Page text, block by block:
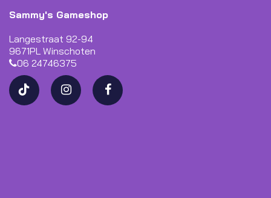
Sammy's Gameshop
Langestraat 92-94
9671PL Winschoten
06 24746375